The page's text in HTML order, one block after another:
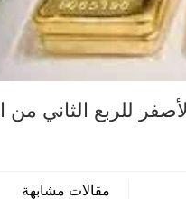
للربع الثاني من
مقالات مشابهة